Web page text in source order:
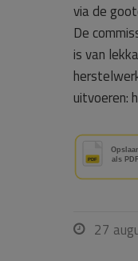
via de
De
is van
uitvoeren:
 27